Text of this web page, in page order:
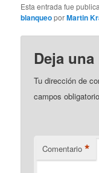
Esta entrada fue
blanqueoporMartin
Deja
Tu dirección de
campos
Comentario *